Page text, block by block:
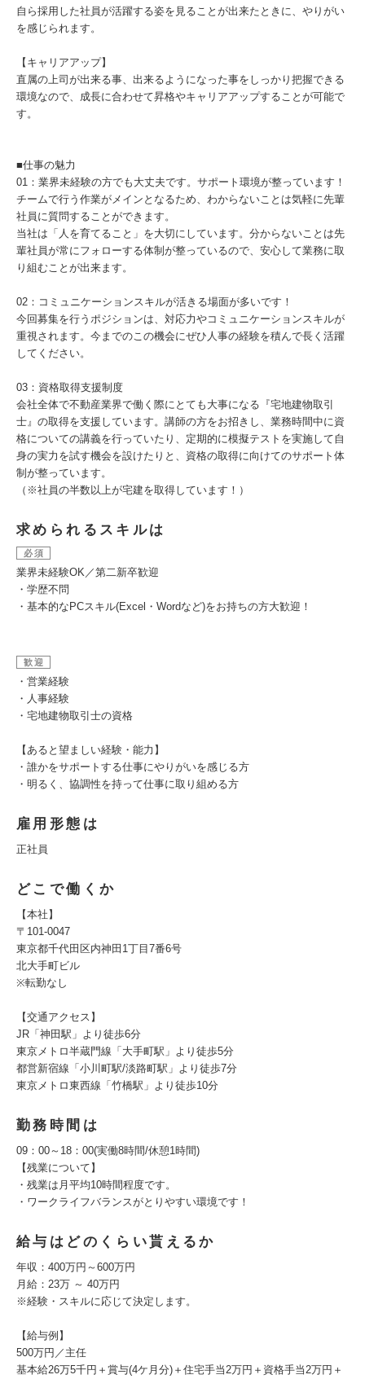
自ら採用した社員が活躍する姿を見ることが出来たときに、やりがい
を感じられます。
【キャリアアップ】
直属の上司が出来る事、出来るようになった事をしっかり把握できる
環境なので、成長に合わせて昇格やキャリアアップすることが可能で
す。
■仕事の魅力
01：業界未経験の方でも大丈夫です。サポート環境が整っています！
チームで行う作業がメインとなるため、わからないことは気軽に先輩
社員に質問することができます。
当社は「人を育てること」を大切にしています。分からないことは先
輩社員が常にフォローする体制が整っているので、安心して業務に取
り組むことが出来ます。
02：コミュニケーションスキルが活きる場面が多いです！
今回募集を行うポジションは、対応力やコミュニケーションスキルが
重視されます。今までのこの機会にぜひ人事の経験を積んで長く活躍
してください。
03：資格取得支援制度
会社全体で不動産業界で働く際にとても大事になる『宅地建物取引
士』の取得を支援しています。講師の方をお招きし、業務時間中に資
格についての講義を行っていたり、定期的に模擬テストを実施して自
身の実力を試す機会を設けたりと、資格の取得に向けてのサポート体
制が整っています。
（※社員の半数以上が宅建を取得しています！）
求められるスキルは
必須
業界未経験OK／第二新卒歓迎
・学歴不問
・基本的なPCスキル(Excel・Wordなど)をお持ちの方大歓迎！
歓迎
・営業経験
・人事経験
・宅地建物取引士の資格
【あると望ましい経験・能力】
・誰かをサポートする仕事にやりがいを感じる⽅
・明るく、協調性を持って仕事に取り組める方
雇用形態は
正社員
どこで働くか
【本社】
〒101-0047
東京都千代田区内神田1丁目7番6号
北大手町ビル
※転勤なし
【交通アクセス】
JR「神田駅」より徒歩6分
東京メトロ半蔵門線「大手町駅」より徒歩5分
都営新宿線「小川町駅/淡路町駅」より徒歩7分
東京メトロ東西線「竹橋駅」より徒歩10分
勤務時間は
09：00～18：00(実働8時間/休憩1時間)
【残業について】
・残業は月平均10時間程度です。
・ワークライフバランスがとりやすい環境です！
給与はどのくらい貰えるか
年収：400万円～600万円
月給：23万 ～ 40万円
※経験・スキルに応じて決定します。
【給与例】
500万円／主任
基本給26万5千円＋賞与(4ケ月分)＋住宅手当2万円＋資格手当2万円＋